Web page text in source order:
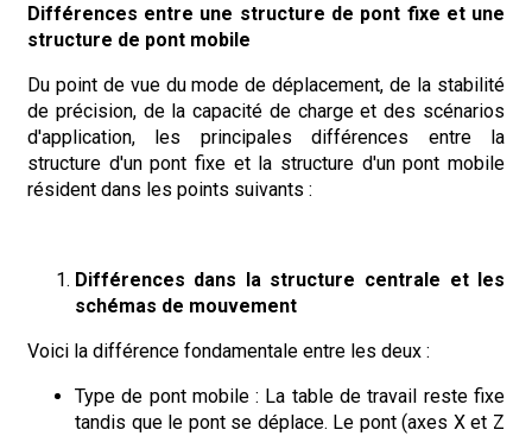
Différences entre une structure de pont fixe et une
structure de pont mobile
Du point de vue du mode de déplacement, de la stabilité
de précision, de la capacité de charge et des scénarios
d'application, les principales différences entre la
structure d'un pont fixe et la structure d'un pont mobile
résident dans les points suivants :
Différences dans la structure centrale et les
schémas de mouvement
Voici la différence fondamentale entre les deux :
Type de pont mobile : La table de travail reste fixe
tandis que le pont se déplace. Le pont (axes X et Z